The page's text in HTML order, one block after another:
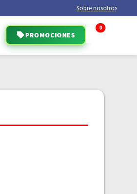
Sobre nosotros
PROMOCIONES
0